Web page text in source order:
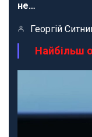
не…
Георгій
Найбільш